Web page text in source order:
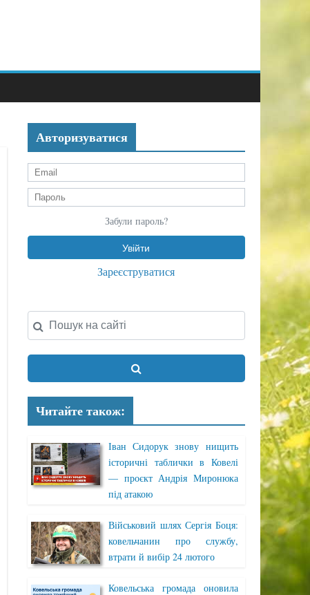
Авторизуватися
Забули пароль?
Зареєструватися
Читайте також:
Іван Сидорук знову нищить
історичні таблички в Ковелі
— проєкт Андрія Миронюка
під атакою
Військовий шлях Сергія Боця:
ковельчанин про службу,
втрати й вибір 24 лютого
Ковельська громада оновила